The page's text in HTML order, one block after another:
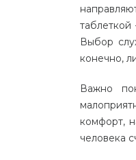
Выбор
конечно,
Важно
комфорт,
человека